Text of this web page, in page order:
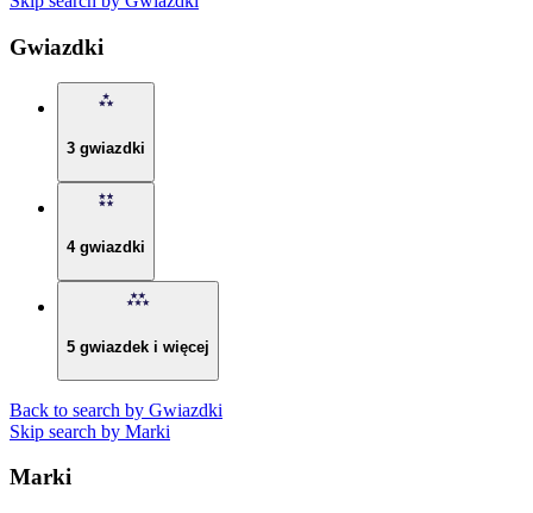
Gwiazdki
3 gwiazdki
4 gwiazdki
5 gwiazdek i więcej
Back to search by Gwiazdki
Skip search by Marki
Marki